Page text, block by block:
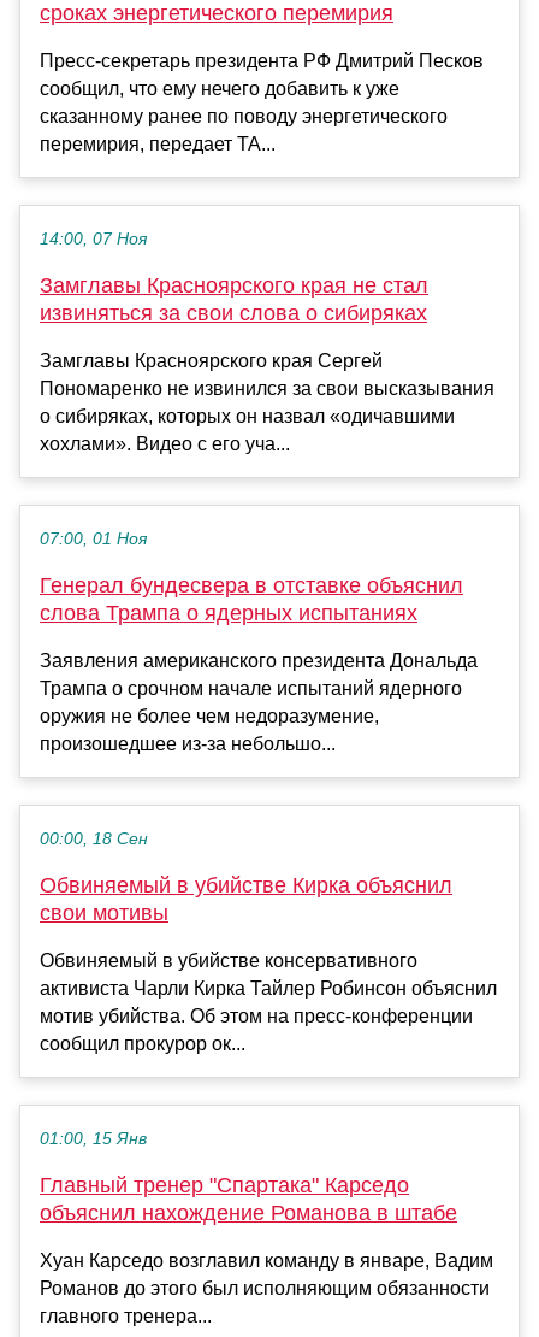
сроках энергетического перемирия
Пресс-секретарь президента РФ Дмитрий Песков
сообщил, что ему нечего добавить к уже
сказанному ранее по поводу энергетического
перемирия, передает ТА...
14:00, 07 Ноя
Замглавы Красноярского края не стал
извиняться за свои слова о сибиряках
Замглавы Красноярского края Сергей
Пономаренко не извинился за свои высказывания
о сибиряках, которых он назвал «одичавшими
хохлами». Видео с его уча...
07:00, 01 Ноя
Генерал бундесвера в отставке объяснил
слова Трампа о ядерных испытаниях
Заявления американского президента Дональда
Трампа о срочном начале испытаний ядерного
оружия не более чем недоразумение,
произошедшее из-за небольшо...
00:00, 18 Сен
Обвиняемый в убийстве Кирка объяснил
свои мотивы
Обвиняемый в убийстве консервативного
активиста Чарли Кирка Тайлер Робинсон объяснил
мотив убийства. Об этом на пресс-конференции
сообщил прокурор ок...
01:00, 15 Янв
Главный тренер "Спартака" Карседо
объяснил нахождение Романова в штабе
Хуан Карседо возглавил команду в январе, Вадим
Романов до этого был исполняющим обязанности
главного тренера...